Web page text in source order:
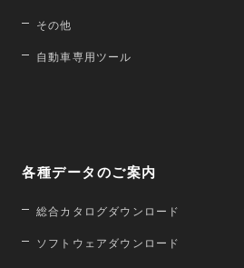
その他
自動車専用ツール
各種データのご案内
総合カタログダウンロード
ソフトウェアダウンロード